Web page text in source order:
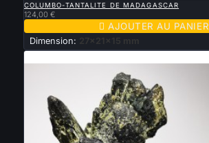
COLUMBO-TANTALITE DE MADAGASCAR
124,00 €
 AJOUTER AU PANIER
Dimension: 27x21x15 mm